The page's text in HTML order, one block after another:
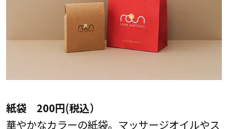
紙袋 200円(税込）
華やかなカラーの紙袋。マッサージオイルやス